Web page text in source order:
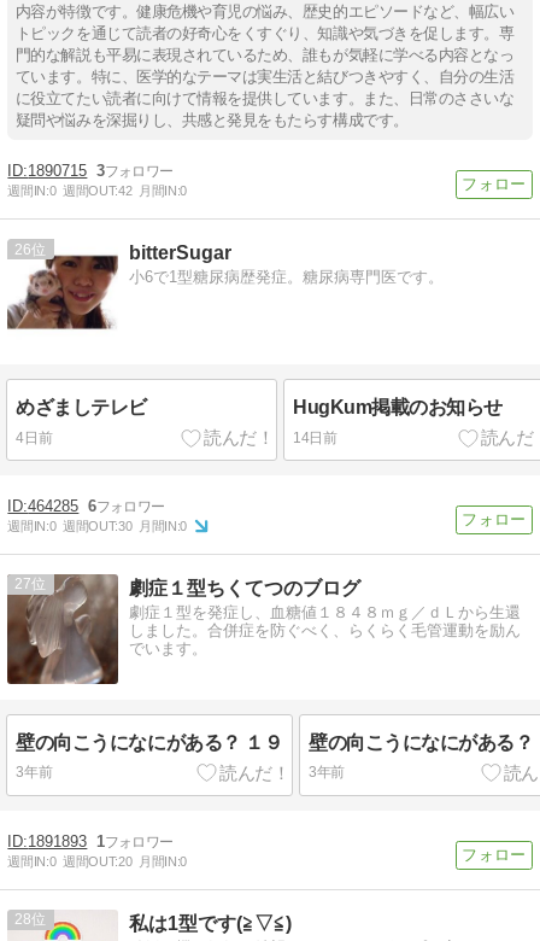
内容が特徴です。健康危機や育児の悩み、歴史的エピソードなど、幅広い
トピックを通じて読者の好奇心をくすぐり、知識や気づきを促します。専
門的な解説も平易に表現されているため、誰もが気軽に学べる内容となっ
ています。特に、医学的なテーマは実生活と結びつきやすく、自分の生活
に役立てたい読者に向けて情報を提供しています。また、日常のささいな
疑問や悩みを深掘りし、共感と発見をもたらす構成です。
1890715 3
週間IN:0 週間OUT:42 月間IN:0
26 bitterSugar
小6で1型糖尿病歴発症。糖尿病専門医です。
めざましテレビ
4日前
HugKum掲載のお知らせ
14日前
464285 6
週間IN:0 週間OUT:30 月間IN:0
27 劇症１型ちくてつのブログ
劇症１型を発症し、血糖値１８４８ｍｇ／ｄＬから生還
しました。合併症を防ぐべく、らくらく毛管運動を励ん
でいます。
壁の向こうになにがある？ １９
3年前
壁の向こうになにがある？
3年前
1891893 1
週間IN:0 週間OUT:20 月間IN:0
28 私は1型です(≧▽≦)